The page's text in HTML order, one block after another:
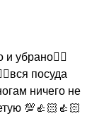
убрано👍🏻
посуда
ничего не
💯👍🏻👍🏻